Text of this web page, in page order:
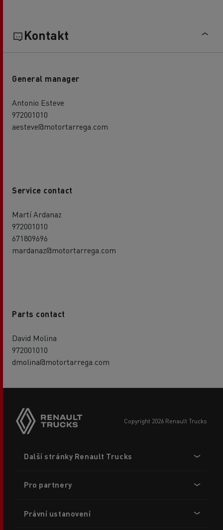
Kontakt
General manager
Antonio Esteve
972001010
aesteve@motortarrega.com
Service contact
Martí Ardanaz
972001010
671809696
mardanaz@motortarrega.com
Parts contact
David Molina
972001010
dmolina@motortarrega.com
copyright 2026 Renault Trucks
menu
Další stránky Renault Trucks
Pro partnery
Právní ustanovení